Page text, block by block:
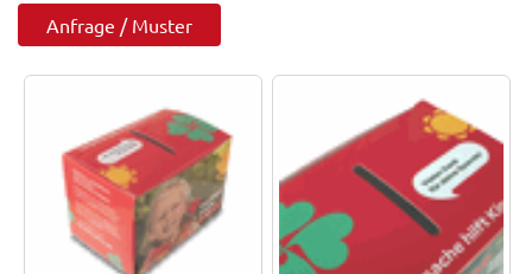
Anfrage / Muster